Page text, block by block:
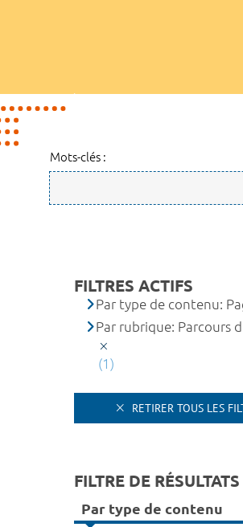
Mots-clés :
FILTRES ACTIFS
Par type de contenu:
Par rubrique: Parcours
(1)
RETIRER TOUS LES
FILTRE DE RÉSULTATS
Par type de contenu